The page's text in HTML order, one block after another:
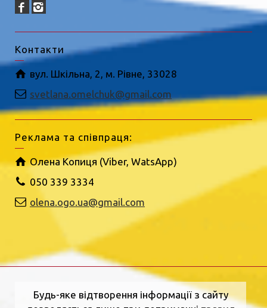
Контакти
вул. Шкільна, 2, м. Рівне, 33028
svetlana.omelchuk@gmail.com
Реклама та співпраця:
Олена Копиця (Viber, WatsApp)
050 339 3334
olena.ogo.ua@gmail.com
Будь-яке відтворення інформації з сайту